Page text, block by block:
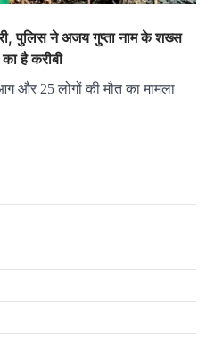
पुलिस ने अजय गुप्ता नाम के शख्स
है करीबी
और 25 लोगों की मौत का मामला